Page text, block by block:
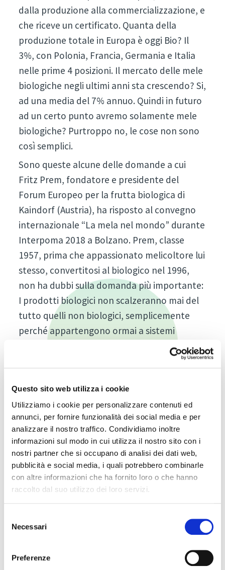
Questo sito web utilizza i cookie
Utilizziamo i cookie per personalizzare contenuti ed
annunci, per fornire funzionalità dei social media e per
analizzare il nostro traffico. Condividiamo inoltre
informazioni sul modo in cui utilizza il nostro sito con i
nostri partner che si occupano di analisi dei dati web,
pubblicità e social media, i quali potrebbero combinarle
con altre informazioni che ha fornito loro o che hanno
raccolto dal suo utilizzo dei loro servizi.
delNecessari
Preferenze
dalla produzione alla commercializzazione, e
che riceve un certificato. Quanta della
produzione totale in Europa è oggi Bio? Il
3%, con Polonia, Francia, Germania e Italia
nelle prime 4 posizioni. Il mercato delle mele
biologiche negli ultimi anni sta crescendo? Si,
ad una media del 7% annuo. Quindi in futuro
ad un certo punto avremo solamente mele
biologiche? Purtroppo no, le cose non sono
così semplici.
Sono queste alcune delle domande a cui
Fritz Prem, fondatore e presidente del
Forum Europeo per la frutta biologica di
Kaindorf (Austria), ha risposto al convegno
internazionale “La mela nel mondo” durante
Interpoma 2018 a Bolzano. Prem, classe
1957, prima che appassionato melicoltore lui
stesso, convertitosi al biologico nel 1996,
non ha dubbi sulla domanda più importante:
I prodotti biologici non scalzeranno mai del
tutto quelli non biologici, semplicemente
perché appartengono ormai a sistemi
produttivi e commerciali diversi: Prem lo ha
spiegato invitando il pubblico di Interpoma
Che tipo di produzione e di mercato melicolo
ci saranno per allora?
Da una parte esisterà un’enorme produzione
convenzionale senza residui sintetici al
raccolto – ma non biologica – sempre più low
cost grazie ad un forte dumping sociale.
Queste mele saranno disponibili nei
Sul versante opposto si sarà sviluppato un
mercato costituito dalle mele bio – che in
un maggior numero di varietà rispetto ad